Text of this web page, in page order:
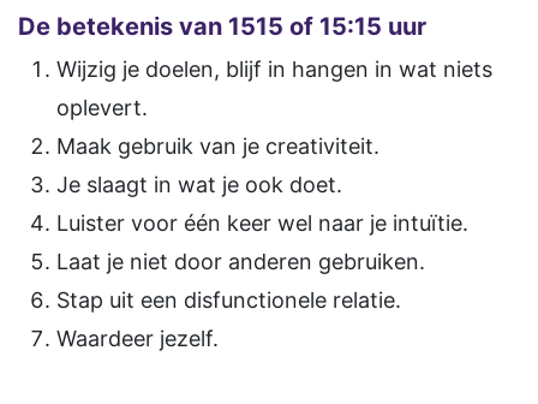
De betekenis van 1515 of 15:15 uur
Wijzig je doelen, blijf in hangen in wat niets
oplevert.
Maak gebruik van je creativiteit.
Je slaagt in wat je ook doet.
Luister voor één keer wel naar je intuïtie.
Laat je niet door anderen gebruiken.
Stap uit een disfunctionele relatie.
Waardeer jezelf.